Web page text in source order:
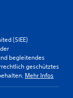
(SIEE)
begleitendes
geschütztes
Mehr Infos